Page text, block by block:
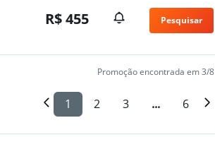
R$ 455 Pesquisar
Promoção encontrada em 3/8
1 2 3 ... 6